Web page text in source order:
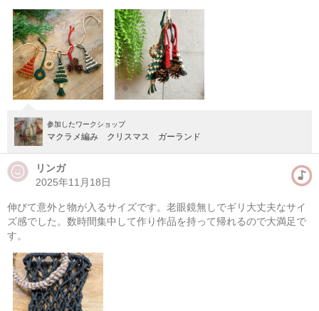
マクラメ編みハンギングプランター(初心者）
東京 （東横線）学芸大学駅から徒歩14分
08/09(日) 11:00-14:00
参加したワークショップ
マクラメ編み クリスマス ガーランド
リンガ
2025年11月18日
伸びて意外と物が入るサイズです。老眼鏡無しでギリ大丈夫なサイ
ズ感でした。数時間集中して作り作品を持って帰れるので大満足で
す。